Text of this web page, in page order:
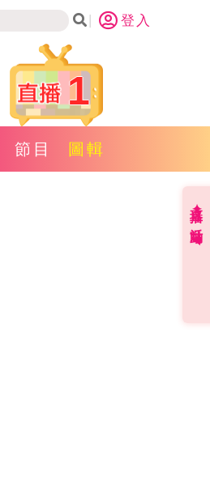
登入
1
節目 圖輯
直播✦活動